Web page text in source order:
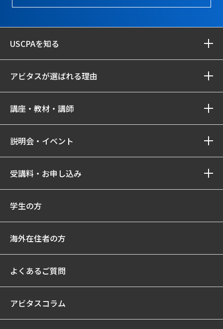
USCPAを知る
アビタスが選ばれる理由
講座・教材・講師
説明会・イベント
受講料・お申し込み
学生の方
海外在住者の方
よくあるご質問
アビタスコラム